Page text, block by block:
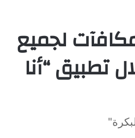
لجميع
تطبيق “أنا